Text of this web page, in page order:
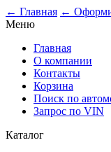
← Главная ←
Меню
Главная
О компании
Контакты
Корзина
Поиск по
Запрос по VIN
Каталог